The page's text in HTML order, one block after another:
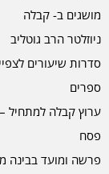
מושגים ב- קבלה
ניוזלטר הרב גוטליב
סדרות שיעורים
ספרים
ערוץ קבלה למתחיל
פסח
פרשה ומועד בבינה